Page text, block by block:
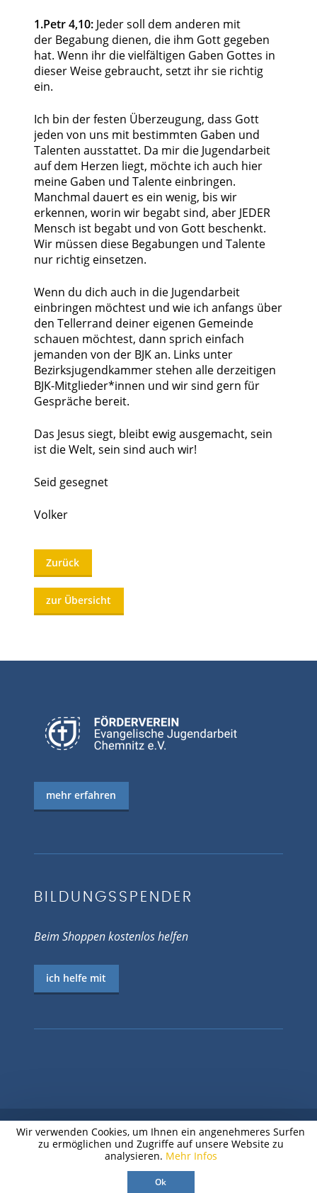
1.Petr 4,10: Jeder soll dem anderen mit
der Begabung dienen, die ihm Gott gegeben
hat. Wenn ihr die vielfältigen Gaben Gottes in
dieser Weise gebraucht, setzt ihr sie richtig
ein.
Ich bin der festen Überzeugung, dass Gott
jeden von uns mit bestimmten Gaben und
Talenten ausstattet. Da mir die Jugendarbeit
auf dem Herzen liegt, möchte ich auch hier
meine Gaben und Talente einbringen.
Manchmal dauert es ein wenig, bis wir
erkennen, worin wir begabt sind, aber JEDER
Mensch ist begabt und von Gott beschenkt.
Wir müssen diese Begabungen und Talente
nur richtig einsetzen.
Wenn du dich auch in die Jugendarbeit
einbringen möchtest und wie ich anfangs über
den Tellerrand deiner eigenen Gemeinde
schauen möchtest, dann sprich einfach
jemanden von der BJK an. Links unter
Bezirksjugendkammer stehen alle derzeitigen
BJK-Mitglieder*innen und wir sind gern für
Gespräche bereit.
Das Jesus siegt, bleibt ewig ausgemacht, sein
ist die Welt, sein sind auch wir!
Seid gesegnet
Volker
Zurück
zur Übersicht
mehr erfahren
BILDUNGSSPENDER
Beim Shoppen kostenlos helfen
ich helfe mit
© 2026 EV.-LUTH. JUGENDPFARRAMT
CHEMNITZ
Wir verwenden Cookies, um Ihnen ein angenehmeres Surfen
zu ermöglichen und Zugriffe auf unsere Website zu
analysieren. Mehr Infos
Ok